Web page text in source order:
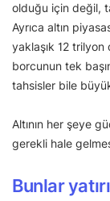
olduğu için değil,
Ayrıca altın
yaklaşık 12 trilyon
borcunun tek
tahsisler bile
Altının her şeye
gerekli hale
Bunlar